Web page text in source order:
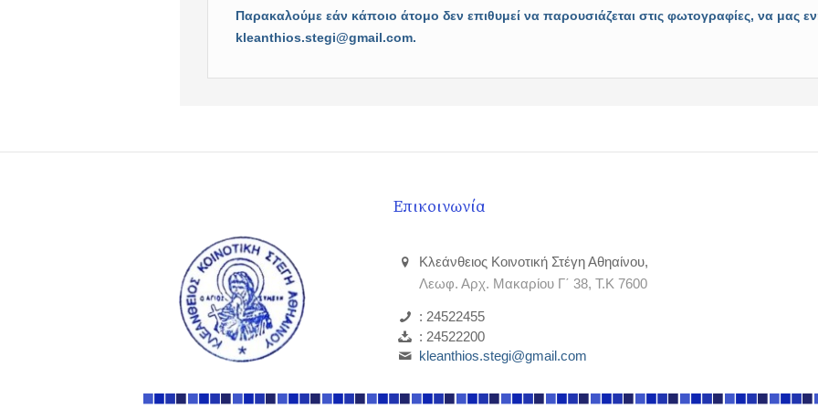
Παρακαλούμε εάν κάποιο άτομο δεν επιθυμεί να παρουσιάζεται στις φωτογραφίες, να μας
kleanthios.stegi@gmail.com.
Επικοινωνία
Κλεάνθειος Κοινοτική Στέγη Αθηαίνου,
Λεωφ. Αρχ. Μακαρίου Γ΄ 38, Τ.Κ 7600
: 24522455
: 24522200
kleanthios.stegi@gmail.com